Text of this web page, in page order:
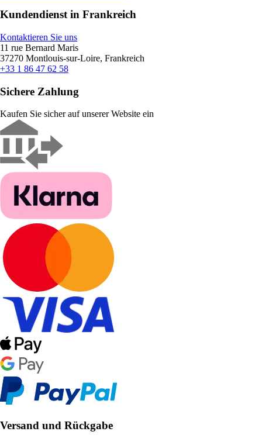
Kundendienst in Frankreich
Kontaktieren Sie uns
11 rue Bernard Maris
37270 Montlouis-sur-Loire, Frankreich
+33 1 86 47 62 58
Sichere Zahlung
Kaufen Sie sicher auf unserer Website ein
Versand und Rückgabe